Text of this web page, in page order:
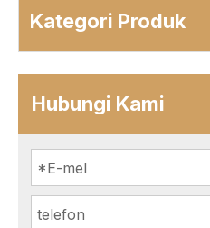
Kategori Produk
Hubungi Kami